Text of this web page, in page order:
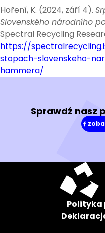
Hoření, K. (2024, září 4).
Slovenského národního
Spectral Recycling
https://
stopach-slovenskeho-
hammera/
Sprawdź nasz
Polityka